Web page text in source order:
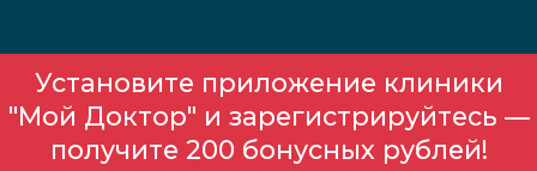
Установите приложение клиники
"Мой Доктор" и зарегистрируйтесь —
получите 200 бонусных рублей!